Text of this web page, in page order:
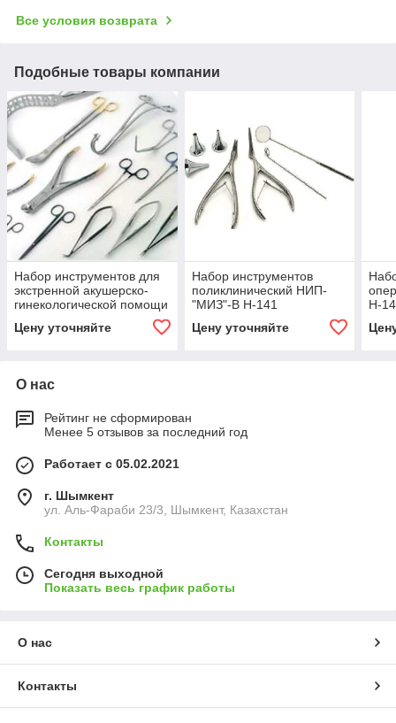
Все условия возврата
Подобные товары компании
Набор инструментов для
экстренной акушерско-
гинекологической помощи
Цену уточняйте
Набор инструментов
поликлинический НИП-
"МИЗ"-В Н-141
Цену уточняйте
Н-
О нас
Рейтинг не сформирован
Менее 5 отзывов за последний год
Работает с 05.02.2021
г. Шымкент
ул. Аль-Фараби 23/3, Шымкент, Казахстан
Контакты
Сегодня выходной
Показать весь график работы
О нас
Контакты